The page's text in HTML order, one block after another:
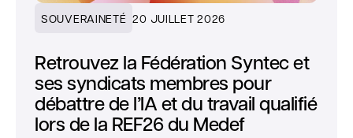
SOUVERAINETÉ 20 JUILLET 2026
Retrouvez la Fédération Syntec et
ses syndicats membres pour
débattre de l’IA et du travail qualifié
lors de la REF26 du Medef